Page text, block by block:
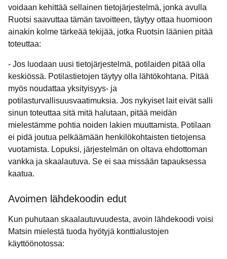
voidaan kehittää sellainen tietojärjestelmä, jonka avulla
Ruotsi saavuttaa tämän tavoitteen, täytyy ottaa huomioon
ainakin kolme tärkeää tekijää, jotka Ruotsin läänien pitää
toteuttaa:
- Jos luodaan uusi tietojärjestelmä, potilaiden pitää olla
keskiössä. Potilastietojen täytyy olla lähtökohtana. Pitää
myös noudattaa yksityisyys- ja
potilasturvallisuusvaatimuksia. Jos nykyiset lait eivät salli
sinun toteuttaa sitä mitä halutaan, pitää meidän
mielestämme pohtia noiden lakien muuttamista. Potilaan
ei pidä joutua pelkäämään henkilökohtaisten tietojensa
vuotamista. Lopuksi, järjestelmän on oltava ehdottoman
vankka ja skaalautuva. Se ei saa missään tapauksessa
kaatua.
Avoimen lähdekoodin edut
Kun puhutaan skaalautuvuudesta, avoin lähdekoodi voisi
Matsin mielestä tuoda hyötyjä konttialustojen
käyttöönotossa: